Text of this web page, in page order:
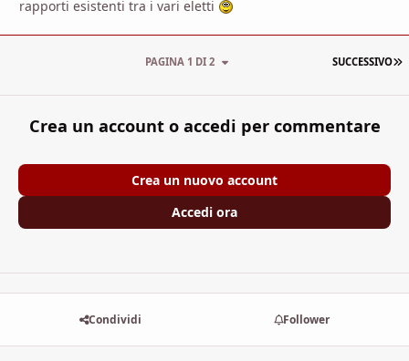
rapporti esistenti tra i vari eletti
SUCCESSIVO
PAGINA 1 DI 2
Crea un account o accedi per commentare
Crea un nuovo account
Accedi ora
Condividi Follower